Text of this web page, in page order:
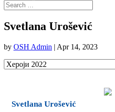
Svetlana Urošević
by OSH Admin | Apr 14, 2023
Svetlana Urošević